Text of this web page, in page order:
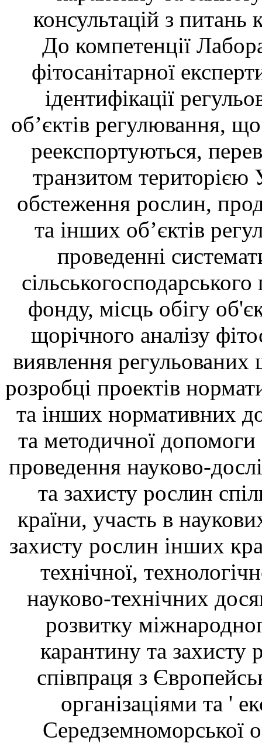
консультацій з питань
До компетенції
фітосанітарної
ідентифікації
об’єктів регулювання,
реекспортуються,
транзитом територією
обстеження рослин,
та інших об’єктів
проведенні
фонду, місць обігу
щорічного аналізу
виявлення регульованих
розробці проектів
та інших нормативних
та методичної допомоги
проведення науково-
та захисту рослин
країни, участь в
захисту рослин інших
технічної,
науково-технічних
розвитку
карантину та захисту
співпраця з
організаціями та '
Середземноморської